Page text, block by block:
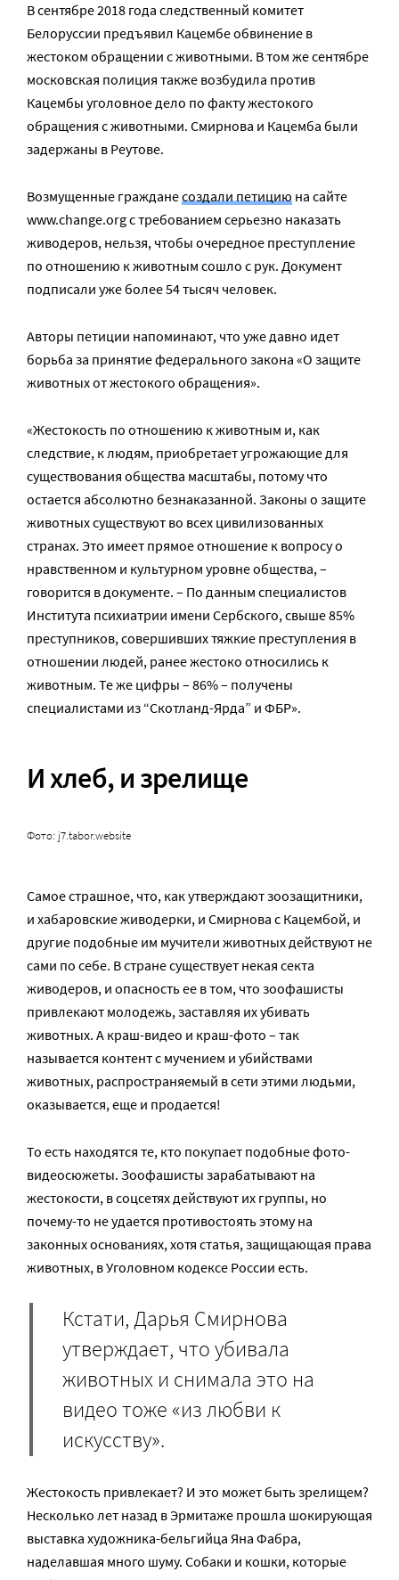
В сентябре 2018 года следственный комитет
Белоруссии предъявил Кацембе обвинение в
жестоком обращении с животными. В том же сентябре
московская полиция также возбудила против
Кацембы уголовное дело по факту жестокого
обращения с животными. Смирнова и Кацемба были
задержаны в Реутове.
Возмущенные гражданесоздали петицию на сайте
www.change.org с требованием серьезно наказать
живодеров, нельзя, чтобы очередное преступление
по отношению к животным сошло с рук. Документ
подписали уже более 54 тысяч человек.
Авторы петиции напоминают, что уже давно идет
борьба за принятие федерального закона «О защите
животных от жестокого обращения».
«Жестокость по отношению к животным и, как
следствие, к людям, приобретает угрожающие для
существования общества масштабы, потому что
остается абсолютно безнаказанной. Законы о защите
животных существуют во всех цивилизованных
странах. Это имеет прямое отношение к вопросу о
нравственном и культурном уровне общества, –
говорится в документе. – По данным специалистов
Института психиатрии имени Сербского, свыше 85%
преступников, совершивших тяжкие преступления в
отношении людей, ранее жестоко относились к
животным. Те же цифры – 86% – получены
специалистами из “Скотланд-Ярда” и ФБР».
И хлеб, и зрелище
Фото: j7.tabor.website
Самое страшное, что, как утверждают зоозащитники,
и хабаровские живодерки, и Смирнова с Кацембой, и
другие подобные им мучители животных действуют не
сами по себе. В стране существует некая секта
живодеров, и опасность ее в том, что зоофашисты
привлекают молодежь, заставляя их убивать
животных. А краш-видео и краш-фото – так
называется контент с мучением и убийствами
животных, распространяемый в сети этими людьми,
оказывается, еще и продается!
То есть находятся те, кто покупает подобные фото-
видеосюжеты. Зоофашисты зарабатывают на
жестокости, в соцсетях действуют их группы, но
почему-то не удается противостоять этому на
законных основаниях, хотя статья, защищающая права
животных, в Уголовном кодексе России есть.
Кстати, Дарья Смирнова
утверждает, что убивала
животных и снимала это на
видео тоже «из любви к
искусству».
Жестокость привлекает? И это может быть зрелищем?
Несколько лет назад в Эрмитаже прошла шокирующая
выставка художника-бельгийца Яна Фабра,
наделавшая много шуму. Собаки и кошки, которые